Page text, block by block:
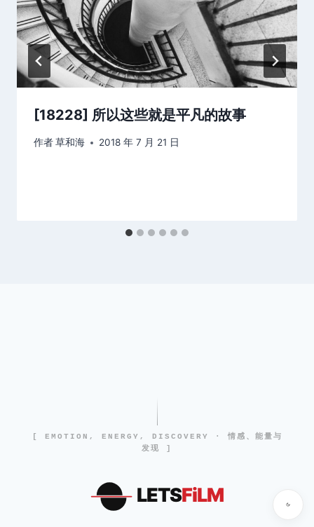
[18228] 所以这些就是平凡的故事
作者草和海 2018 年 7 月 21 日
[ EMOTION, ENERGY, DISCOVERY · 情感、能量与
发现 ]
LETSFiLM